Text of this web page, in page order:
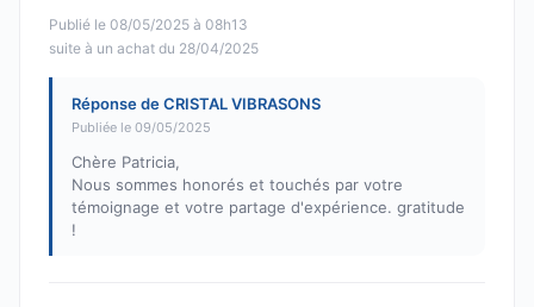
Publié le 08/05/2025 à 08h13
suite à un achat du 28/04/2025
Réponse de CRISTAL VIBRASONS
Publiée le 09/05/2025
Chère Patricia,
Nous sommes honorés et touchés par votre
témoignage et votre partage d'expérience. gratitude
!